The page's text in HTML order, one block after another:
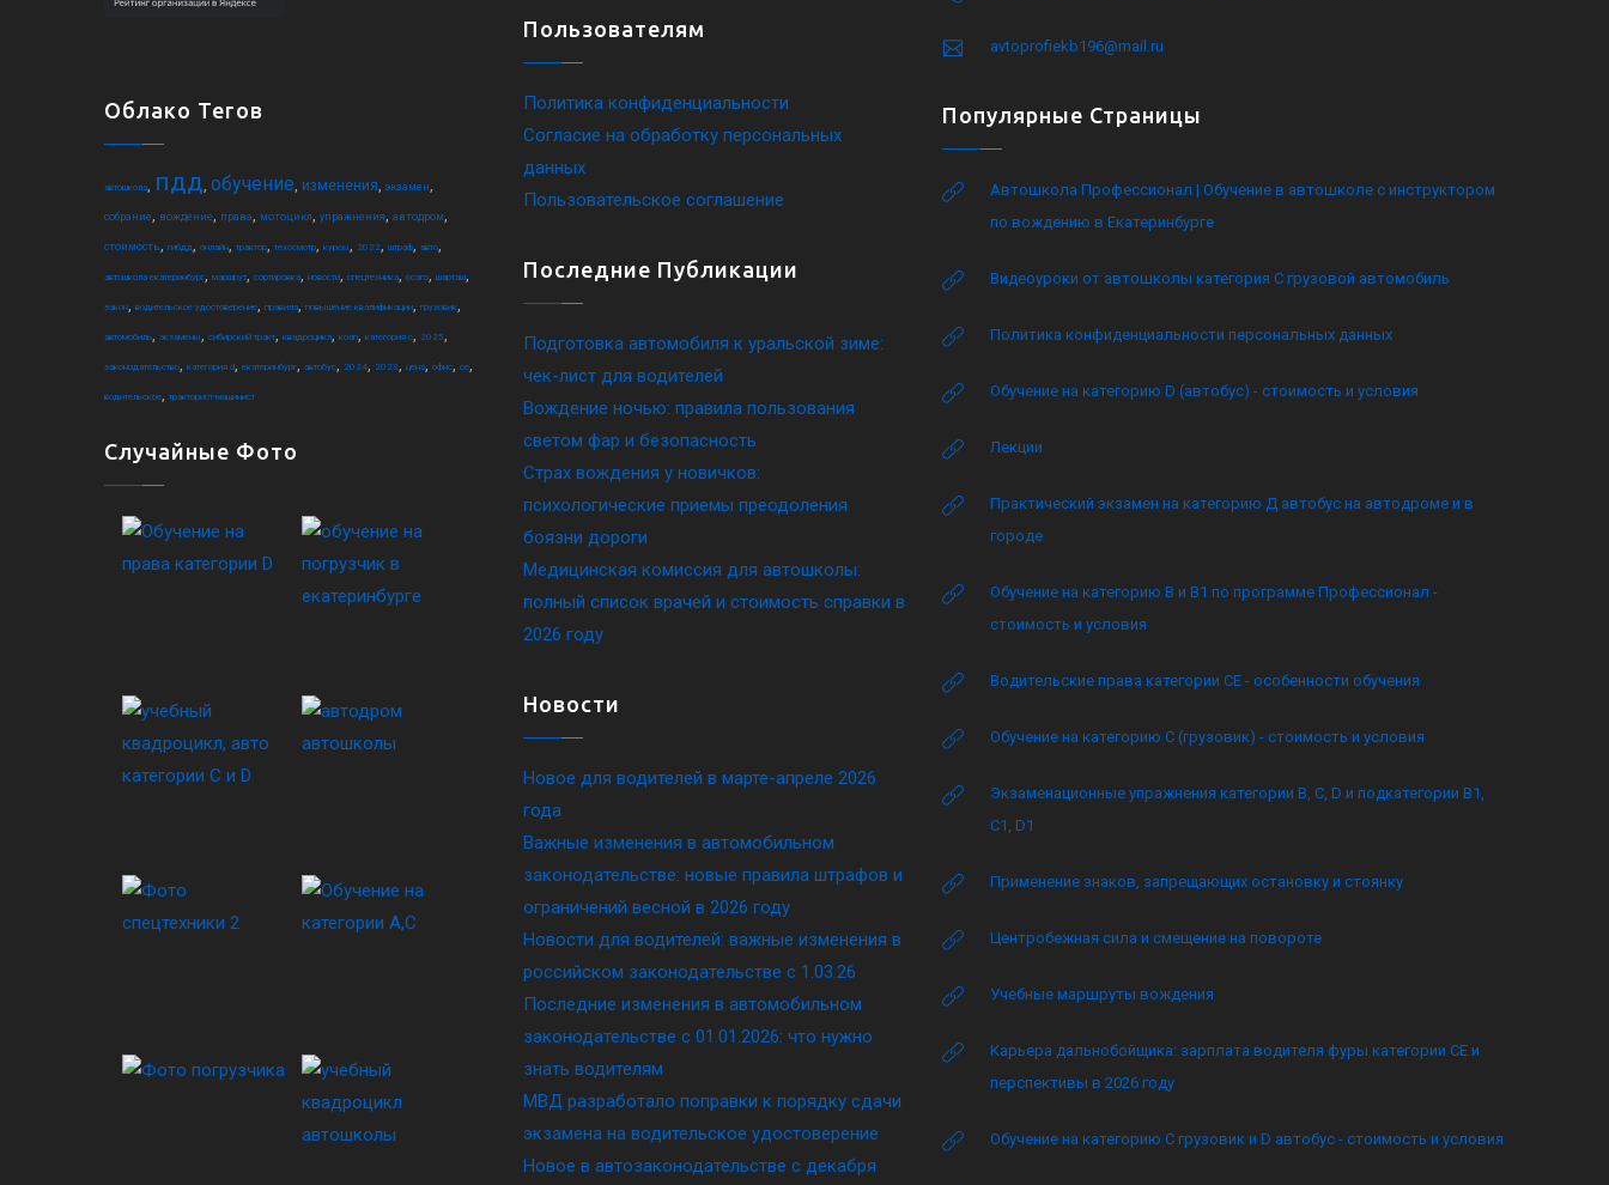
Облако Тегов
автошкола, пдд, обучение, изменения, экзамен,
собрание, вождение, права, мотоцикл, упражнения, автодром,
стоимость, гибдд, онлайн, трактор, техосмотр, курсы, 2022, штраф, авто,
автошкола екатеринбург, маршрут, сортировка, новости, спецтехника, осаго, шарташ,
закон, водительское удостоверение, правила, повышение квалификации, грузовик,
автомобиль, экзамены, сибирский тракт, квадроцикл, коап, категория c, 2025,
законодательство, категория d, екатеринбург, автобус, 2024, 2023, цена, офис, ce,
водительское, тракторист-машинист
Случайные Фото
Пользователям
Политика конфиденциальности
Согласие на обработку персональных
данных
Пользовательское соглашение
Последние Публикации
Подготовка автомобиля к уральской зиме:
чек-лист для водителей
Вождение ночью: правила пользования
светом фар и безопасность
Страх вождения у новичков:
психологические приемы преодоления
боязни дороги
Медицинская комиссия для автошколы:
полный список врачей и стоимость справки в
2026 году
Новости
Новое для водителей в марте-апреле 2026
года
Важные изменения в автомобильном
законодательстве: новые правила штрафов и
ограничений весной в 2026 году
Новости для водителей: важные изменения в
российском законодательстве c 1.03.26
Последние изменения в автомобильном
законодательстве c 01.01.2026: что нужно
знать водителям
МВД разработало поправки к порядку сдачи
экзамена на водительское удостоверение
Новое в автозаконодательстве с декабря
avtoprofiekb196@mail.ru
Популярные Страницы
Автошкола Профессионал | Обучение в автошколе с инструктором
по вождению в Екатеринбурге
Видеоуроки от автошколы категория C грузовой автомобиль
Политика конфиденциальности персональных данных
Обучение на категорию D (автобус) - стоимость и условия
Лекции
Практический экзамен на категорию Д автобус на автодроме и в
городе
Обучение на категорию B и B1 по программе Профессионал -
стоимость и условия
Водительские права категории CE - особенности обучения
Обучение на категорию C (грузовик) - стоимость и условия
Экзаменационные упражнения категории B, C, D и подкатегории B1,
C1, D1
Применение знаков, запрещающих остановку и стоянку
Центробежная сила и смещение на повороте
Учебные маршруты вождения
Карьера дальнобойщика: зарплата водителя фуры категории CE и
перспективы в 2026 году
Обучение на категорию C грузовик и D автобус - стоимость и условия